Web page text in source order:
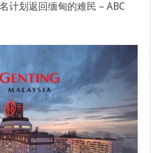
计划返回缅甸的难民 – ABC